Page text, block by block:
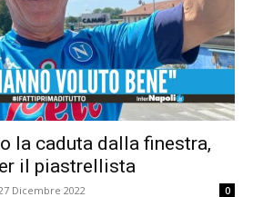
la caduta dalla finestra,
il piastrellista
Dicembre 2022 0